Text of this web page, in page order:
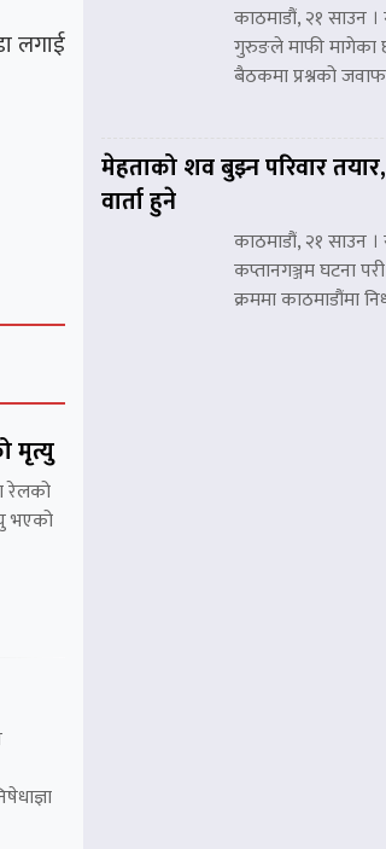
लगाई
मृत्यु
रेलको
भएको
काठमाडौं, २१ साउन ।
गुरुङले माफी मागेका
बैठकमा प्रश्नको जवाफ
मेहताको शव बुझ्न परिवार
वार्ता हुने
काठमाडौं, २१ साउन
कप्तानगञ्जम घटना
क्रममा काठमाडौंमा